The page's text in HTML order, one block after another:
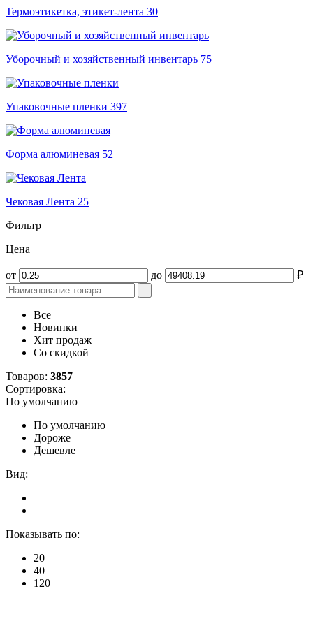
Термоэтикетка, этикет-лента 30
Уборочный и хозяйственный инвентарь 75
Упаковочные пленки 397
Форма алюминевая 52
Чековая Лента 25
Фильтр
Цена
от до ₽
Все
Новинки
Хит продаж
Со скидкой
Товаров: 3857
Сортировка:
По умолчанию
По умолчанию
Дороже
Дешевле
Вид:
Показывать по:
20
40
120